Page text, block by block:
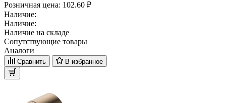
Розничная цена: 102.60 ₽
Наличие:
Наличие:
Наличие на складе
Сопутствующие товары
Аналоги
Сравнить В избранное